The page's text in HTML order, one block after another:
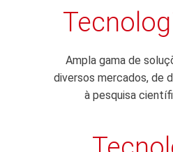
Ampla gama de
diversos mercados, de
à pesquisa